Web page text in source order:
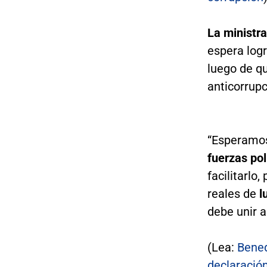
La
espera
luego de
fuerzas
facilitarlo,
reales de
debe unir
(Lea: